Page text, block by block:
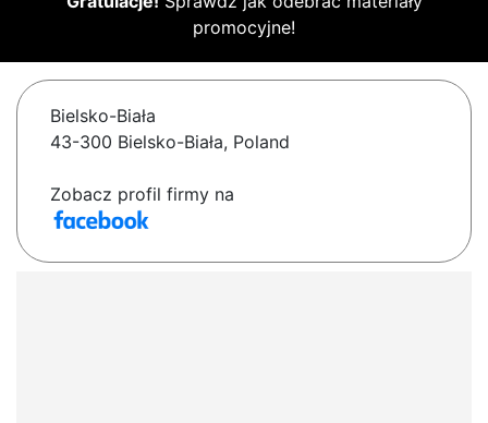
promocyjne!
Bielsko-Biała
43-300 Bielsko-Biała, Poland
Zobacz profil firmy na